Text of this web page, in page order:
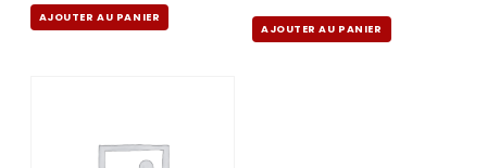
AJOUTER AU PANIER
AJOUTER AU PANIER